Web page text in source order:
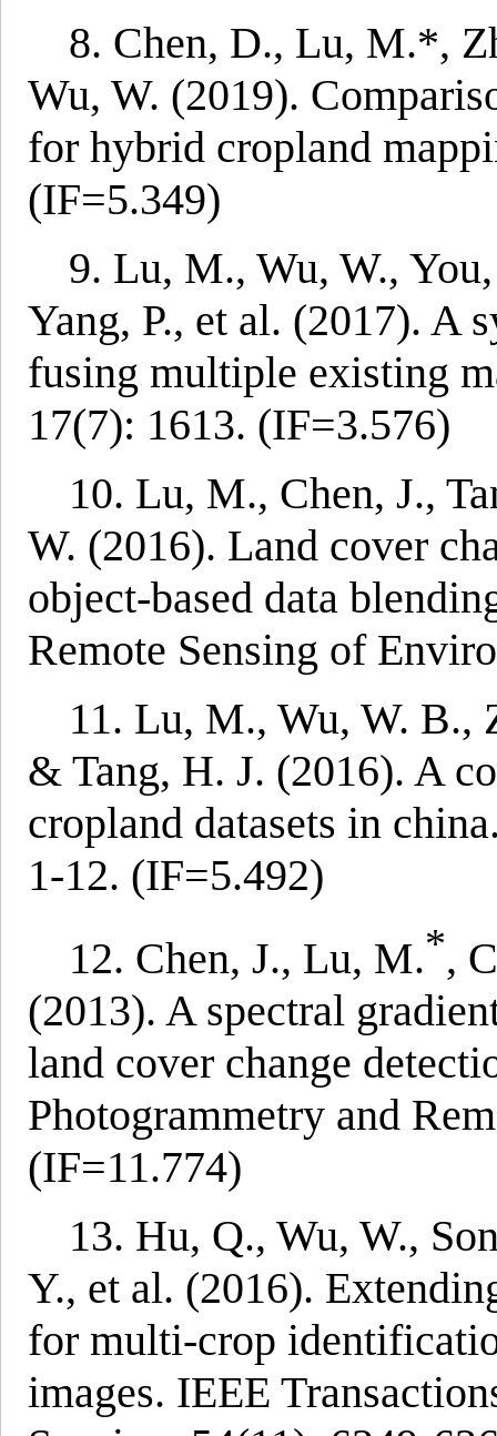
8. Chen, D., Lu, M.*,
Wu, W. (2019).
for hybrid cropland
(IF=5.349)
9. Lu, M., Wu, W.,
Yang, P., et al. (2017). A
fusing multiple existing
17(7): 1613. (IF=3.576)
10. Lu, M., Chen, J.,
W. (2016). Land cover
object-based data
Remote Sensing of
11. Lu, M., Wu, W. B.,
& Tang, H. J. (2016). A
cropland datasets in
1-12. (IF=5.492)
12. Chen, J., Lu, M.*,
(2013). A spectral
land cover change
Photogrammetry and
(IF=11.774)
13. Hu, Q., Wu, W.,
Y., et al. (2016).
for multi-crop
images. IEEE